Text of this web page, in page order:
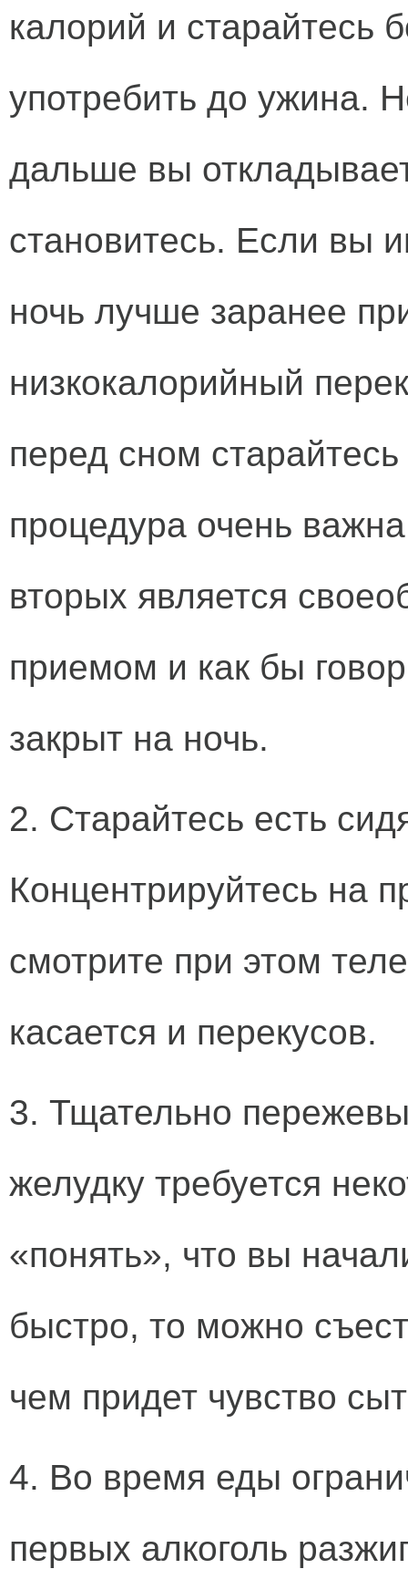
калорий и старайтесь
употребить до ужина.
дальше вы
становитесь. Если вы
ночь лучше заранее
низкокалорийный
перед сном
процедура очень
вторых является
приемом и как бы
закрыт на ночь.
2. Старайтесь есть
Концентрируйтесь на
смотрите при этом
касается и перекусов.
3. Тщательно
желудку требуется
«понять», что вы
быстро, то можно
чем придет чувство
4. Во время еды
первых алкоголь